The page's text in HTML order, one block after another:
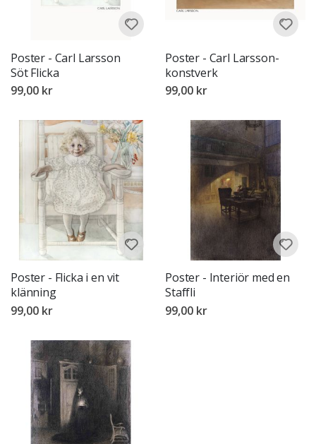
Poster - Carl Larsson
Söt Flicka
99,00 kr
Poster - Carl Larsson-
konstverk
99,00 kr
Poster - Flicka i en vit
klänning
99,00 kr
Poster - Interiör med en
Staffli
99,00 kr